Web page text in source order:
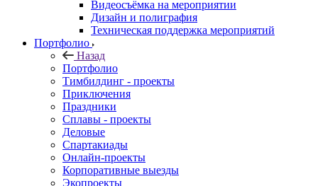
Видеосъёмка на мероприятии
Дизайн и полиграфия
Техническая поддержка мероприятий
Портфолио
Назад
Портфолио
Тимбилдинг - проекты
Приключения
Праздники
Сплавы - проекты
Деловые
Спартакиады
Онлайн-проекты
Корпоративные выезды
Экопроекты